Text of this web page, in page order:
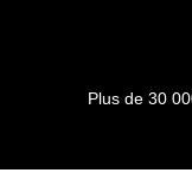
Plus de 30